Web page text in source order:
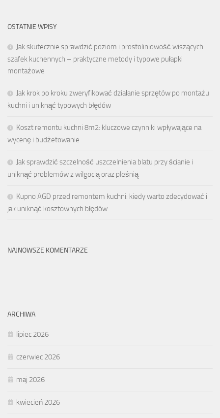
OSTATNIE WPISY
Jak skutecznie sprawdzić poziom i prostoliniowość wiszących
szafek kuchennych – praktyczne metody i typowe pułapki
montażowe
Jak krok po kroku zweryfikować działanie sprzętów po montażu
kuchni i uniknąć typowych błędów
Koszt remontu kuchni 8m2: kluczowe czynniki wpływające na
wycenę i budżetowanie
Jak sprawdzić szczelność uszczelnienia blatu przy ścianie i
uniknąć problemów z wilgocią oraz pleśnią
Kupno AGD przed remontem kuchni: kiedy warto zdecydować i
jak uniknąć kosztownych błędów
NAJNOWSZE KOMENTARZE
ARCHIWA
lipiec 2026
czerwiec 2026
maj 2026
kwiecień 2026